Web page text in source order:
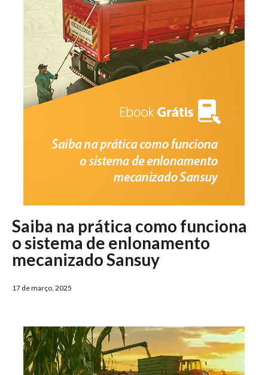
Saiba na prática como funciona
o sistema de enlonamento
mecanizado Sansuy
17 de março, 2025